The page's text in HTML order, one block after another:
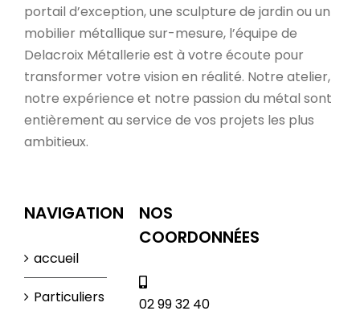
portail d’exception, une sculpture de jardin ou un
mobilier métallique sur-mesure, l’équipe de
Delacroix Métallerie est à votre écoute pour
transformer votre vision en réalité. Notre atelier,
notre expérience et notre passion du métal sont
entièrement au service de vos projets les plus
ambitieux.
NAVIGATION
accueil
Particuliers
NOS
COORDONNÉES
02 99 32 40